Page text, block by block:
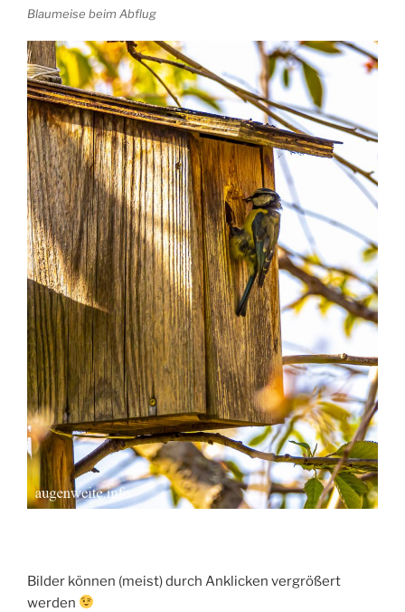
Blaumeise beim Abflug
Bilder können (meist) durch Anklicken vergrößert
werden